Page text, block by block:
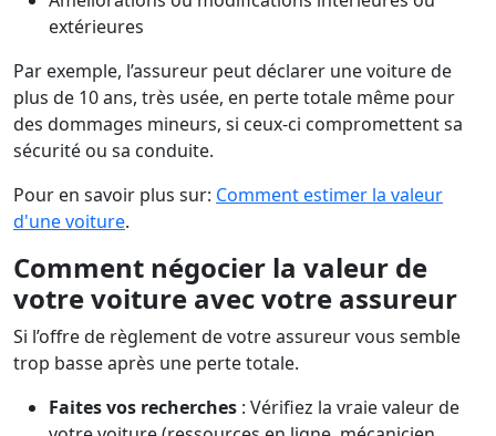
extérieures
Par exemple, l’assureur peut déclarer une voiture de
plus de 10 ans, très usée, en perte totale même pour
des dommages mineurs, si ceux-ci compromettent sa
sécurité ou sa conduite.
Pour en savoir plus sur: Comment estimer la valeur
d'une voiture.
Comment négocier la valeur de
votre voiture avec votre assureur
Si l’offre de règlement de votre assureur vous semble
trop basse après une perte totale.
Faites vos recherches : Vérifiez la vraie valeur de